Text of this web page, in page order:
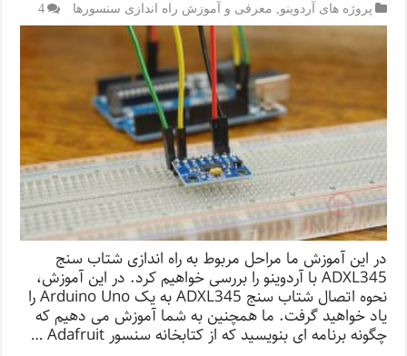
پروژه های آردوینو معرفی و آموزش راه اندازی سنسورها 4
در این آموزش ما مراحل مربوط به راه اندازی شتاب سنج
ADXL345 با آردوینو را بررسی خواهیم کرد. در این آموزش،
نحوه اتصال شتاب سنج ADXL345 به یک Arduino Uno را
یاد خواهید گرفت. ما همچنین به شما آموزش می دهیم که
چگونه برنامه ای بنویسید که از کتابخانه سنسور Adafruit …